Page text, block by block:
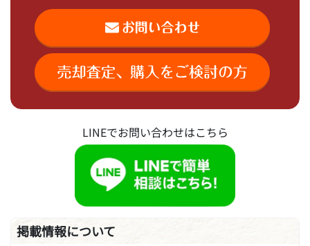
LINEでお問い合わせはこちら
掲載情報について